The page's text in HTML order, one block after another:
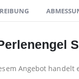
Angebot handelt